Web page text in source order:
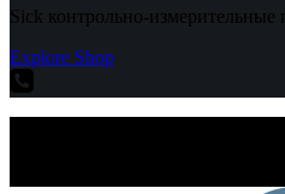
Sick контрольно-
Explore Shop